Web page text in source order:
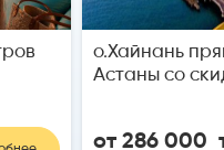
о.Хайнань
Астаны со
от 286 000